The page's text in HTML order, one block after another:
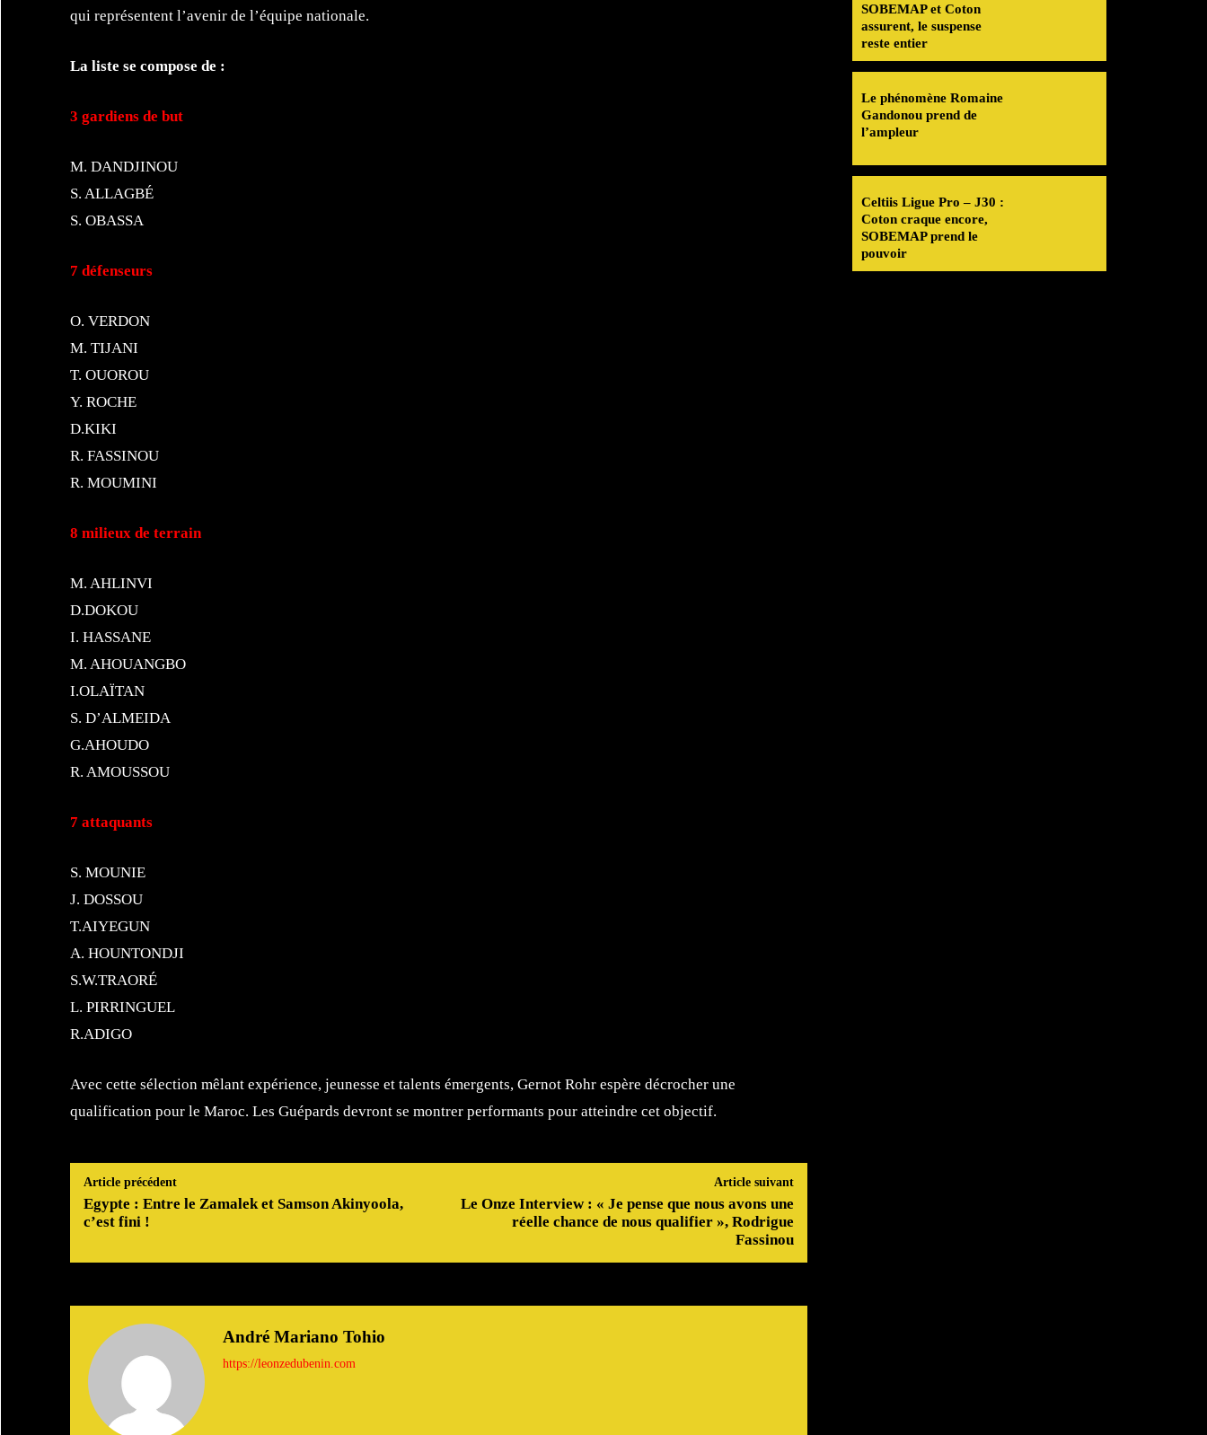
qui représentent l’avenir de l’équipe nationale.
La liste se compose de :
3 gardiens de but
M. DANDJINOU
S. ALLAGBÉ
S. OBASSA
7 défenseurs
O. VERDON
M. TIJANI
T. OUOROU
Y. ROCHE
D.KIKI
R. FASSINOU
R. MOUMINI
8 milieux de terrain
M. AHLINVI
D.DOKOU
I. HASSANE
M. AHOUANGBO
I.OLAÏTAN
S. D’ALMEIDA
G.AHOUDO
R. AMOUSSOU
7 attaquants
S. MOUNIE
J. DOSSOU
T.AIYEGUN
A. HOUNTONDJI
S.W.TRAORÉ
L. PIRRINGUEL
R.ADIGO
Avec cette sélection mêlant expérience, jeunesse et talents émergents, Gernot Rohr espère décrocher une
qualification pour le Maroc. Les Guépards devront se montrer performants pour atteindre cet objectif.
Article précédent
Egypte : Entre le Zamalek et Samson Akinyoola,
c’est fini !
Article suivant
Le Onze Interview : « Je pense que nous avons une
réelle chance de nous qualifier », Rodrigue
Fassinou
André Mariano Tohio
https://leonzedubenin.com
SOBEMAP et Coton
assurent, le suspense
reste entier
Le phénomène Romaine
Gandonou prend de
l’ampleur
Celtiis Ligue Pro – J30 :
Coton craque encore,
SOBEMAP prend le
pouvoir